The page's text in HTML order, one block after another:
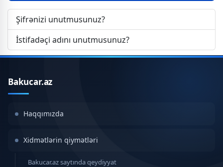
Şifrənizi unutmusunuz?
İstifadəçi adını unutmusunuz?
Bakucar.az
Haqqımızda
Xidmətlərin qiymətləri
Bakucar.az saytında qeydiyyat